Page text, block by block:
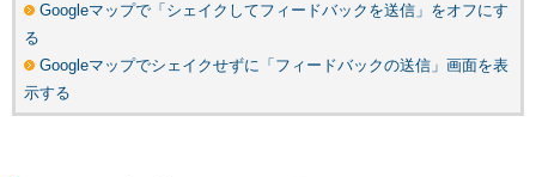
Googleマップで「シェイクしてフィードバックを送信」をオフにす
る
Googleマップでシェイクせずに「フィードバックの送信」画面を表
示する